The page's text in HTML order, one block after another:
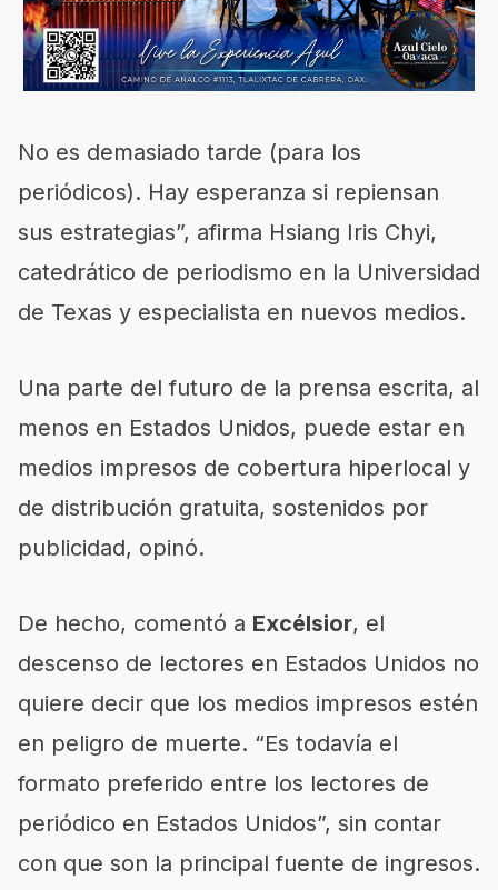
No es demasiado tarde (para los
periódicos). Hay esperanza si repiensan
sus estrategias”, afirma Hsiang Iris Chyi,
catedrático de periodismo en la Universidad
de Texas y especialista en nuevos medios.
Una parte del futuro de la prensa escrita, al
menos en Estados Unidos, puede estar en
medios impresos de cobertura hiperlocal y
de distribución gratuita, sostenidos por
publicidad, opinó.
De hecho, comentó a Excélsior, el
descenso de lectores en Estados Unidos no
quiere decir que los medios impresos estén
en peligro de muerte. “Es todavía el
formato preferido entre los lectores de
periódico en Estados Unidos”, sin contar
con que son la principal fuente de ingresos.